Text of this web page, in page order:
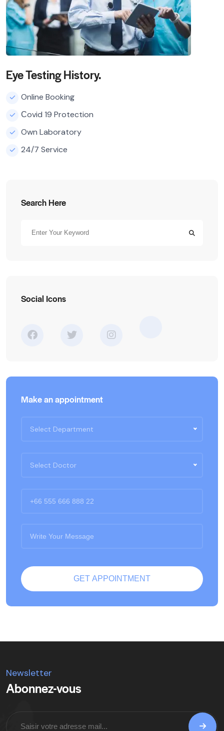
Eye Testing History.
Online Booking
Сovid 19 Protection
Own Laboratory
24/7 Service
Search Here
Social Icons
Make an appointment
Select Department
Select Doctor
Newsletter
Abonnez-vous